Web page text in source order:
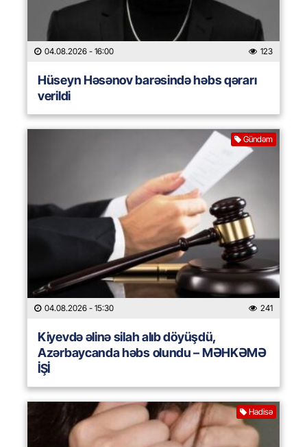
04.08.2026 - 16:00 123
Hüseyn Həsənov barəsində həbs qərarı
verildi
Gündəm
04.08.2026 - 15:30 241
Kiyevdə əlinə silah alıb döyüşdü,
Azərbaycanda həbs olundu – MƏHKƏMƏ
İŞİ
Hadisə